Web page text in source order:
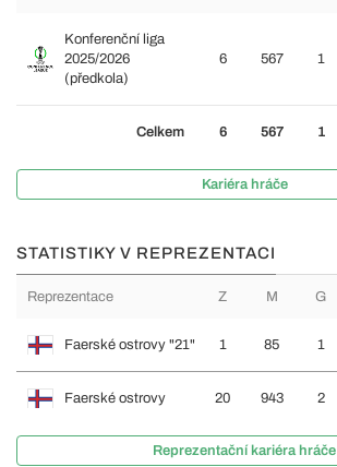
Konferenční liga
2025/2026
(předkola)
6 567 1
Celkem 6 567 1
Kariéra hráče
STATISTIKY V REPREZENTACI
Reprezentace Z M G
Faerské ostrovy "21" 1 85 1
Faerské ostrovy 20 943 2
Reprezentační kariéra hráče